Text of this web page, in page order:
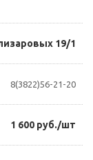
19/1
8(3822)56-21-20
1 600 руб./шт